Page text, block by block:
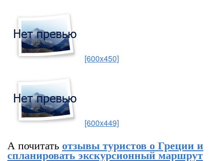
[600x450]
[600x449]
А почитатьотзывы туристов о Греции и
спланировать экскурсионный маршрут